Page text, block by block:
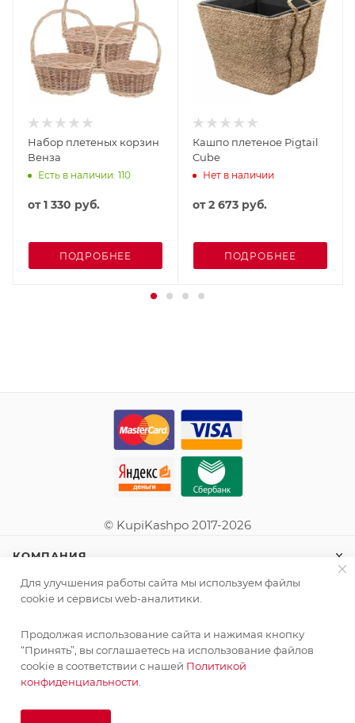
Набор плетеных корзин
Венза
Есть в наличии: 110
от1 330 руб.
ПОДРОБНЕЕ
Кашпо плетеное Pigtail
Cube
Нет в наличии
от2 673 руб.
ПОДРОБНЕЕ
© KupiKashpo 2017-2026
КОМПАНИЯ
ИНФОРМАЦИЯ
ПОМОЩЬ
ПОДПИСАТЬСЯ НА РАССЫЛКУ
Для улучшения работы сайта мы используем файлы
cookie и сервисы web-аналитики.
Продолжая использование сайта и нажимая кнопку
“Принять”, вы соглашаетесь на использование файлов
cookie в соответствии с нашей Политикой
конфиденциальности.